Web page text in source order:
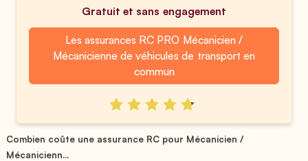
Gratuit et sans engagement
Les assurances RC PRO Mécanicien /
Mécanicienne de véhicules de transport en
commun
Combien coûte une assurance RC pour Mécanicien /
Mécanicienn...